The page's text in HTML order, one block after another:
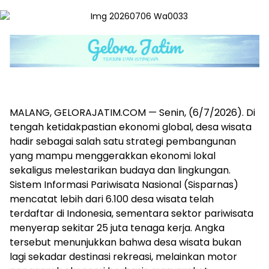
MALANG, GELORAJATIM.COM — Senin, (6/7/2026). Di
tengah ketidakpastian ekonomi global, desa wisata
hadir sebagai salah satu strategi pembangunan
yang mampu menggerakkan ekonomi lokal
sekaligus melestarikan budaya dan lingkungan.
Sistem Informasi Pariwisata Nasional (Sisparnas)
mencatat lebih dari 6.100 desa wisata telah
terdaftar di Indonesia, sementara sektor pariwisata
menyerap sekitar 25 juta tenaga kerja. Angka
tersebut menunjukkan bahwa desa wisata bukan
lagi sekadar destinasi rekreasi, melainkan motor